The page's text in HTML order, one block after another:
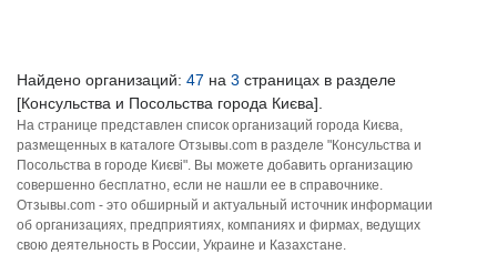
Найдено организаций: 47 на 3 страницах в разделе
[Консульства и Посольства города Києва].
На странице представлен список организаций города Києва,
размещенных в каталоге Отзывы.com в разделе "Консульства и
Посольства в городе Києві". Вы можете добавить организацию
совершенно бесплатно, если не нашли ее в справочнике.
Отзывы.com - это обширный и актуальный источник информации
об организациях, предприятиях, компаниях и фирмах, ведущих
свою деятельность в России, Украине и Казахстане.